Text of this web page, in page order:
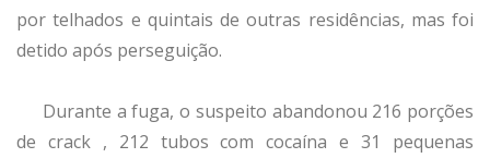
por telhados e quintais de outras residências, mas foi
detido após perseguição.
Durante a fuga, o suspeito abandonou 216 porções
de crack , 212 tubos com cocaína e 31 pequenas